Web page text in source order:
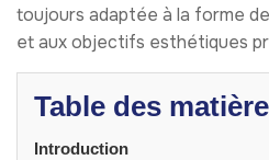
toujours adaptée à la forme
et aux objectifs esthétiques
Table des
Introduction